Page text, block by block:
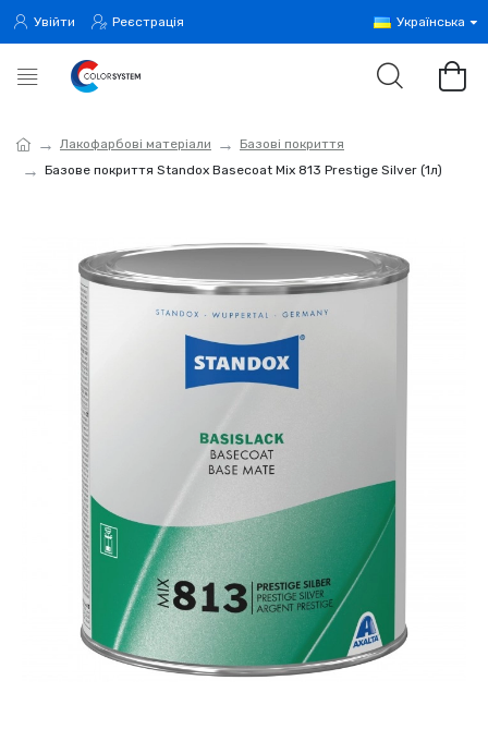
Увійти Реєстрація Українська
Лакофарбові матеріали
Базові покриття
Базове покриття Standox Basecoat Mix 813 Prestige Silver (1л)